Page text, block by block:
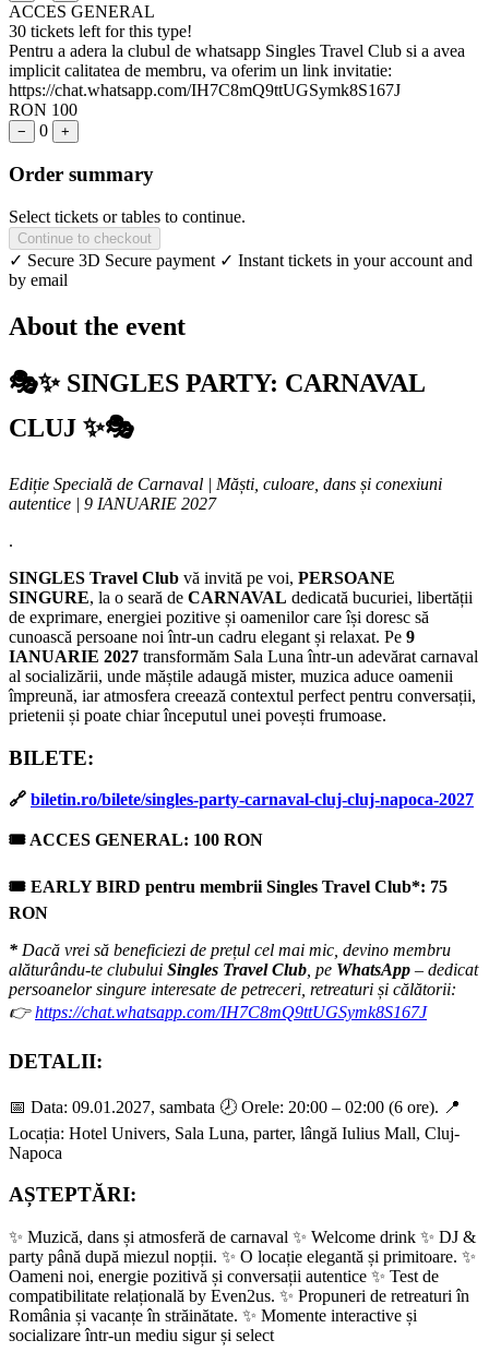
ACCES GENERAL
30 tickets left for this type!
Pentru a adera la clubul de whatsapp Singles Travel Club si a avea
implicit calitatea de membru, va oferim un link invitatie:
https://chat.whatsapp.com/IH7C8mQ9ttUGSymk8S167J
RON 100
− 0 +
Order summary
Select tickets or tables to continue.
Continue to checkout
✓ Secure 3D Secure payment ✓ Instant tickets in your account and
by email
About the event
🎭✨ SINGLES PARTY: CARNAVAL
CLUJ ✨🎭
Ediție Specială de Carnaval | Măști, culoare, dans și conexiuni
autentice | 9 IANUARIE 2027
.
SINGLES Travel Club vă invită pe voi, PERSOANE
SINGURE, la o seară de CARNAVAL dedicată bucuriei, libertății
de exprimare, energiei pozitive și oamenilor care își doresc să
cunoască persoane noi într-un cadru elegant și relaxat. Pe 9
IANUARIE 2027 transformăm Sala Luna într-un adevărat carnaval
al socializării, unde măștile adaugă mister, muzica aduce oamenii
împreună, iar atmosfera creează contextul perfect pentru conversații,
prietenii și poate chiar începutul unei povești frumoase.
BILETE:
🔗 biletin.ro/bilete/singles-party-carnaval-cluj-cluj-napoca-2027
🎟 ACCES GENERAL: 100 RON
🎟 EARLY BIRD pentru membrii Singles Travel Club*: 75
RON
* Dacă vrei să beneficiezi de prețul cel mai mic, devino membru
alăturându-te clubului Singles Travel Club , pe WhatsApp – dedicat
persoanelor singure interesate de petreceri, retreaturi și călătorii:
👉https://chat.whatsapp.com/IH7C8mQ9ttUGSymk8S167J
DETALII:
📅 Data: 09.01.2027, sambata 🕗 Orele: 20:00 – 02:00 (6 ore). 📍
Locația: Hotel Univers, Sala Luna, parter, lângă Iulius Mall, Cluj-
Napoca
AȘTEPTĂRI:
✨ Muzică, dans și atmosferă de carnaval ✨ Welcome drink ✨ DJ &
party până după miezul nopții. ✨ O locație elegantă și primitoare. ✨
Oameni noi, energie pozitivă și conversații autentice ✨ Test de
compatibilitate relațională by Even2us. ✨ Propuneri de retreaturi în
România și vacanțe în străinătate. ✨ Momente interactive și
socializare într-un mediu sigur și select